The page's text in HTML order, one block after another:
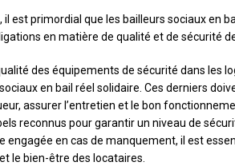
il est primordial que les bailleurs sociaux en
en matière de qualité et de sécurité
des équipements de sécurité dans les
en bail réel solidaire. Ces derniers
assurer l’entretien et le bon
reconnus pour garantir un niveau de
engagée en cas de manquement, il est
le bien-être des locataires.